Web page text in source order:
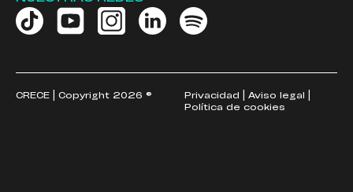
CRECE | Copyright 2026 © Privacidad Aviso legal
Política de cookies